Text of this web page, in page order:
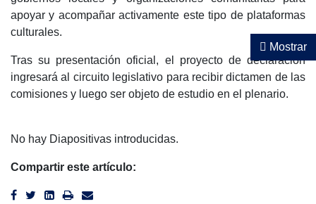
Mostrar
apoyar y acompañar activamente este tipo de plataformas
culturales.
Tras su presentación oficial, el proyecto de declaración
ingresará al circuito legislativo para recibir dictamen de las
comisiones y luego ser objeto de estudio en el plenario.
No hay Diapositivas introducidas.
Compartir este artículo: